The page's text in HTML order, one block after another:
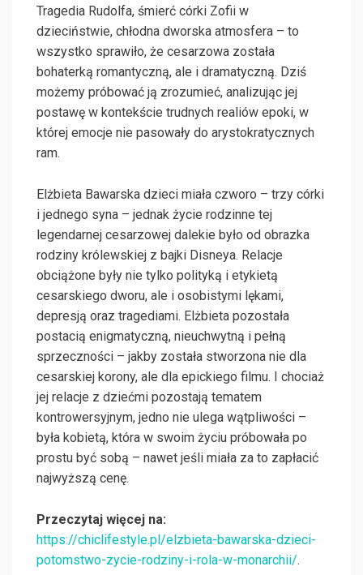
Tragedia Rudolfa, śmierć córki Zofii w
dzieciństwie, chłodna dworska atmosfera – to
wszystko sprawiło, że cesarzowa została
bohaterką romantyczną, ale i dramatyczną. Dziś
możemy próbować ją zrozumieć, analizując jej
postawę w kontekście trudnych realiów epoki, w
której emocje nie pasowały do arystokratycznych
ram.
Elżbieta Bawarska dzieci miała czworo – trzy córki
i jednego syna – jednak życie rodzinne tej
legendarnej cesarzowej dalekie było od obrazka
rodziny królewskiej z bajki Disneya. Relacje
obciążone były nie tylko polityką i etykietą
cesarskiego dworu, ale i osobistymi lękami,
depresją oraz tragediami. Elżbieta pozostała
postacią enigmatyczną, nieuchwytną i pełną
sprzeczności – jakby została stworzona nie dla
cesarskiej korony, ale dla epickiego filmu. I chociaż
jej relacje z dziećmi pozostają tematem
kontrowersyjnym, jedno nie ulega wątpliwości –
była kobietą, która w swoim życiu próbowała po
prostu być sobą – nawet jeśli miała za to zapłacić
najwyższą cenę.
Przeczytaj więcej na:
https://chiclifestyle.pl/elzbieta-bawarska-dzieci-
potomstwo-zycie-rodziny-i-rola-w-monarchii/.